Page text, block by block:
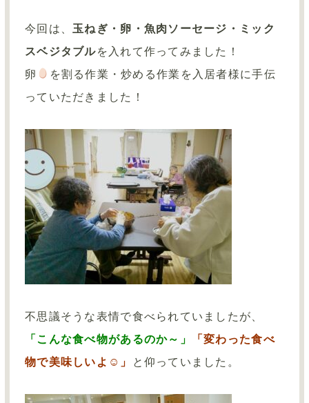
今回は、 玉ねぎ・卵・魚肉ソーセージ・ミック
スベジタブルを入れて作ってみました！
卵
を割る作業・炒める作業を入居者様に手伝
っていただきました！
不思議そうな表情で食べられていましたが、
「こんな食べ物があるのか～」
「変わった食べ
物で美味しいよ☺」
と仰っていました。